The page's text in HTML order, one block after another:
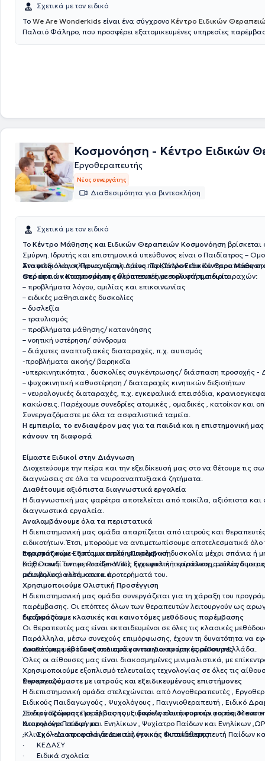
χαρακτηριστικό θα αποτελεί η συμπερίληψη.
Σχετικά με τον ειδικό
Το We Are Wonderkids είναι ένα σύγχρονο Κέντρο Ειδικών
Παλαιό Φάληρο, που προσφέρει εξατομικευμένες υπηρεσίες
Κοσμονόηση - Κέντρο Ειδικών
Εργοθεραπευτής
Νέος συνεργάτης
Διαθεσιμότητα για βιντεοκλήση
Σχετικά με τον ειδικό
Το Κέντρο Μάθησης και Ειδικών Θεραπειών Κοσμονόηση βρίσκεται
Σμύρνη. Ιδρυτής και επιστημονικά υπεύθυνος είναι ο Παιδίατρος –
Αναπτυξιολόγος Παναγιώτης Λάιος. Το Κέντρο Ειδικών Θεραπειών
από άρτια καταρτισμένους θεραπευτές με πολυετή εμπειρία .
Στο φιλικό και πλήρως εξοπλισμένο περιβάλλον τουΚέντρου
Θεραπειών Κοσμονόησηκαλύπτεται ένα ευρύ φάσμα διαταραχών:
– προβλήματα λόγου, ομιλίας και επικοινωνίας
– ειδικές μαθησιακές δυσκολίες
– δυσλεξία
– τραυλισμός
– προβλήματα μάθησης/ κατανόησης
– νοητική υστέρηση/ σύνδρομα
– διάχυτες αναπτυξιακές διαταραχές, π.χ. αυτισμός
-προβλήματα ακοής/ βαρηκοΐα
-υπερκινητικότητα , δυσκολίες συγκέντρωσης/ διάσπαση προσοχής -
– ψυχοκινητική καθυστέρηση / διαταραχές κινητικών δεξιοτήτων
– νευρολογικές διαταραχές, π.χ. εγκεφαλικά επεισόδια,
κακώσεις. Παρέχουμε συνεδρίες ατομικές , ομαδικές , κατοίκον και
Συνεργαζόμαστε με όλα τα ασφαλιστικά ταμεία.
Η εμπειρία, το ενδιαφέρον μας για τα παιδιά και η επιστημονική μας
κάνουν τη διαφορά
Είμαστε Ειδικοί στην Διάγνωση
Διοχετεύουμε την πείρα και την εξειδίκευσή μας στο να θέτουμε τις
διαγνώσεις σε όλα τα νευροαναπτυξιακά ζητήματα.
Διαθέτουμε αξιόπιστα διαγνωστικά εργαλεία
Η διαγνωστική μας φαρέτρα αποτελείται από ποικίλα, αξιόπιστα και
διαγνωστικά εργαλεία.
Αναλαμβάνουμε όλα τα περιστατικά
Η διεπιστημονική μας ομάδα απαρτίζεται από ιατρούς και
ειδικοτήτων. Έτσι, μπορούμε να αντιμετωπίσουμε αποτελεσματικά
περιστατικών – από μια απλή φωνολογική δυσκολία μέχρι σπάνια ή
(π.χ. Down, Turner, Prader-Willi), εγκεφαλική παράλυση, μυϊκές
μεταβολικά νοσήματα κ.ά.
Εφαρμόζουμε Εξατομικευμένη Παρέμβαση
Κάθε παιδί αντιμετωπίζεται ως ξεχωριστή περίπτωση, ανάλογα με
αδυναμίες, αλλά και τα προτερήματά του.
Χρησιμοποιούμε Ολιστική Προσέγγιση
Η διεπιστημονική μας ομάδα συνεργάζεται για τη χάραξη του
παρέμβασης. Οι επόπτες όλων των θεραπευτών λειτουργούν ως
διαδικασία.
Εφαρμόζουμε κλασικές και καινοτόμες μεθόδους παρέμβασης
Οι θεραπευτές μας είναι εκπαιδευμένοι σε όλες τις κλασικές
Παράλληλα, μέσω συνεχούς επιμόρφωσης, έχουν τη δυνατότητα να
καινοτόμες μεθόδους που εισάγονται για πρώτη φορά στην Ελλάδα.
Διαθέτουμε άρτιο εξοπλισμό και παιδοκεντρικές αίθουσες
Όλες οι αίθουσες μας είναι διακοσμημένες μινιμαλιστικά, με
Χρησιμοποιούμε εξοπλισμό τελευταίας τεχνολογίας σε όλες τις
θεραπειών.
Συνεργαζόμαστε με ιατρούς και εξειδικευμένους επιστήμονες
Η διεπιστημονική ομάδα στελεχώνεται από Λογοθεραπευτές ,
Ειδικούς Παιδαγωγούς , Ψυχολόγους , Παιγνιοθεραπευτή , Ειδικό
, Ειδικό Πρώιμης Παρέμβασης , Ειδικό Αναλυτή συμπεριφοράς,
Νευρολόγο Παίδων και Ενηλίκων , Ψυχίατρο Παίδων και Ενηλίκων
,Κλινικό - Διατροφολόγο Διαιτολόγο και Φυσικοθεραπευτή Παίδων
Συνεργαζόμαστε με όλους τους φορείς που αφορούν το παιδί και
Διατηρούμε επαφή με:
· Σχολεία και εκπαιδευτικούς γενικής εκπαίδευσης
· ΚΕΔΑΣΥ
· Ειδικά σχολεία